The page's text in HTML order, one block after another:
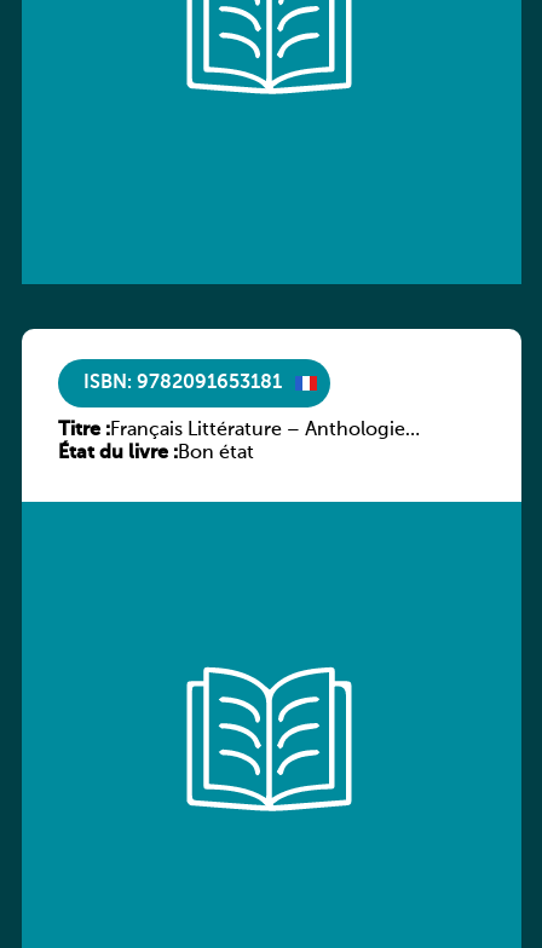
ISBN: 9782091653181
Titre :Français Littérature – Anthologie
chronologique 2de/1re
État du livre :Bon état